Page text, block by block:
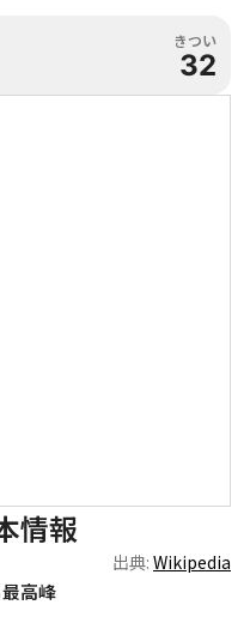
きつい
32
情報
出典: Wikipedia
高峰